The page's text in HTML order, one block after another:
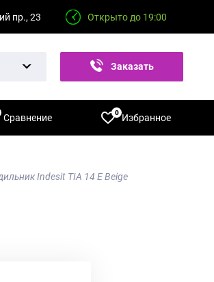
пр., 23 Открыто до 19:00
Заказать
Сравнение Избранное
0
Indesit TIA 14 E Beige